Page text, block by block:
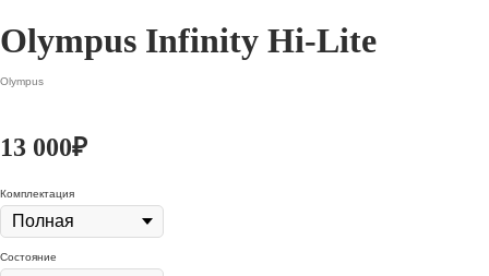
Olympus Infinity Hi-Lite
Olympus
13 000₽
Комплектация
Состояние